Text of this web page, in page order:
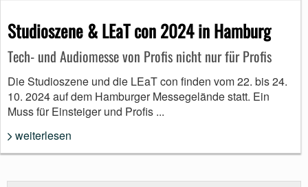
Studioszene & LEaT con 2024 in Hamburg
Tech- und Audiomesse von Profis nicht nur für Profis
Die Studioszene und die LEaT con finden vom 22. bis 24.
10. 2024 auf dem Hamburger Messegelände statt. Ein
Muss für Einsteiger und Profis ...
weiterlesen